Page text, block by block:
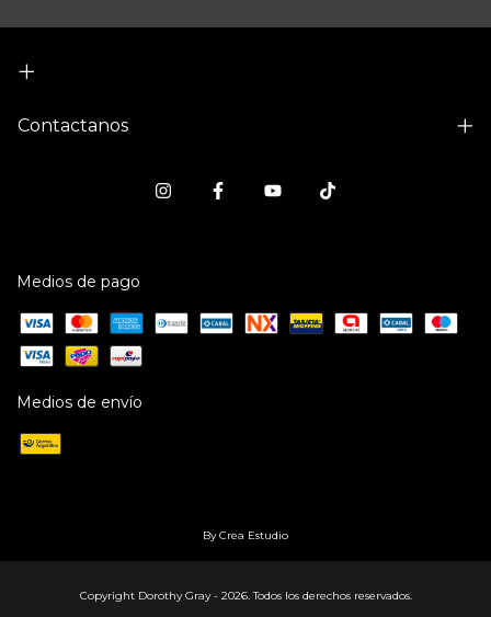
Contactanos
Medios de pago
Medios de envío
By Crea Estudio
Copyright Dorothy Gray - 2026. Todos los derechos reservados.